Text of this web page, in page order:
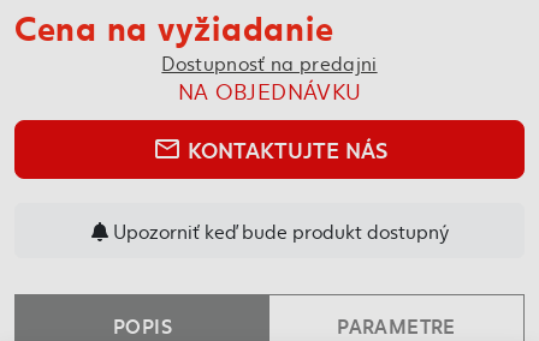
Cena na vyžiadanie
Dostupnosť na predajni
NA OBJEDNÁVKU
mail_outline KONTAKTUJTE NÁS
Upozorniť keď bude produkt dostupný
POPIS PARAMETRE